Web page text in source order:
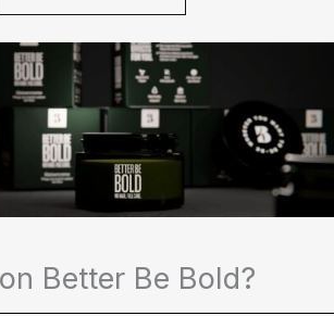
Better Be Bold?